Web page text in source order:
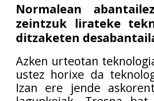
Normalean
zeintzuk lirateke
ditzaketen
Azken urteotan
ustez horixe da
Izan ere jende